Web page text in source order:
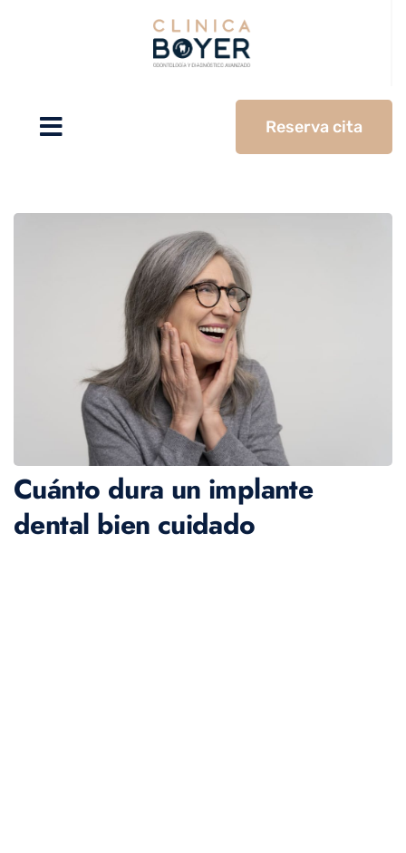
Reserva cita
Cuánto dura un implante
dental bien cuidado